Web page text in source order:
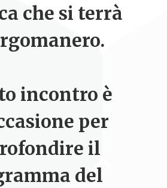
che si terrà
incontro è
per
il
del